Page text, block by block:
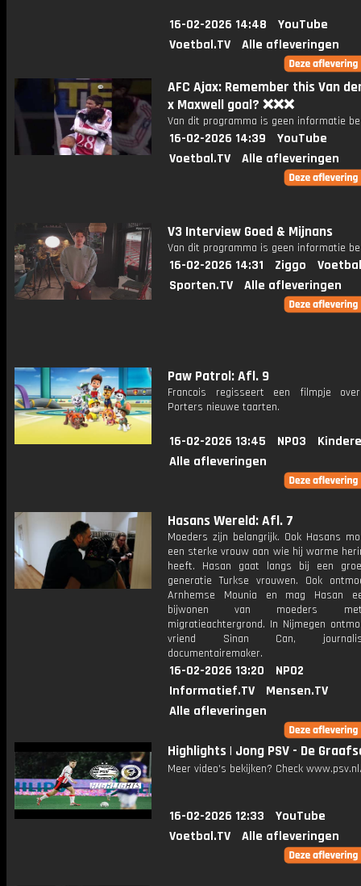
16-02-2026 14:48
YouTube
Voetbal.TV
Alle afleveringen
AFC Ajax: Remember this Van
x Maxwell goal? ❌❌❌
Van dit programma is geen informatie
16-02-2026 14:39
YouTube
Voetbal.TV
Alle afleveringen
V3 Interview Goed & Mijnans
Van dit programma is geen informatie
16-02-2026 14:31 Ziggo
Sporten.TV
Alle afleveringen
Paw Patrol: Afl. 9
Francois regisseert een filmpje
Porters nieuwe taarten.
16-02-2026 13:45 NPO3
Alle afleveringen
Hasans Wereld: Afl. 7
Moeders zijn belangrijk. Ook Hasans
een sterke vrouw aan wie hij warme
heeft. Hasan gaat langs bij een
generatie Turkse vrouwen. Ook
Arnhemse Mounia en mag Hasan
bijwonen van moeders
migratieachtergrond. In Nijmegen
vriend Sinan Can,
documentairemaker.
16-02-2026 13:20
NPO2
Informatief.TV
Mensen.TV
Alle afleveringen
Highlights | Jong PSV - De
Meer video's bekijken? Check
16-02-2026 12:33
YouTube
Voetbal.TV
Alle afleveringen